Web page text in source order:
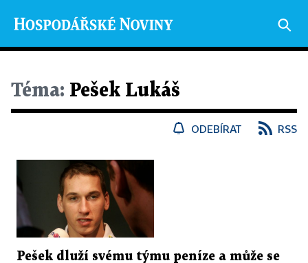
Téma: Pešek Lukáš
ODEBÍRAT RSS
Pešek dluží svému týmu peníze a může se